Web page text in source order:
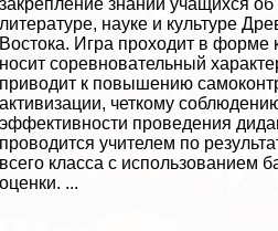
закрепление знаний учащихся об
литературе, науке и культуре
Востока. Игра проходит в форме
носит соревновательный
приводит к повышению
активизации, четкому
эффективности проведения
проводится учителем по
всего класса с использованием
оценки. ...